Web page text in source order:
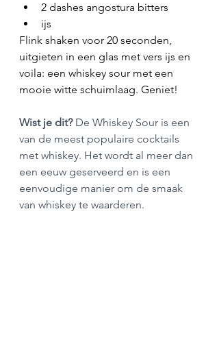
2 dashes angostura bitters
ijs
Flink shaken voor 20 seconden,
uitgieten in een glas met vers ijs en
voila: een whiskey sour met een
mooie witte schuimlaag. Geniet!
Wist je dit? De Whiskey Sour is een
van de meest populaire cocktails
met whiskey. Het wordt al meer dan
een eeuw geserveerd en is een
eenvoudige manier om de smaak
van whiskey te waarderen.